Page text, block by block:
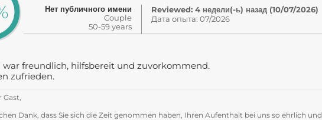
Нет публичного имени
Couple
50-59 years
Reviewed: 4 недели(-ь) назад (10/07/2026)
Дата опыта: 07/2026
war freundlich, hilfsbereit und zuvorkommend.
zufrieden.
Gast,
Dank, dass Sie sich die Zeit genommen haben, Ihren Aufenthalt bei uns so ehrlich und